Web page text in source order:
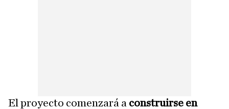
El proyecto comenzará a construirse en